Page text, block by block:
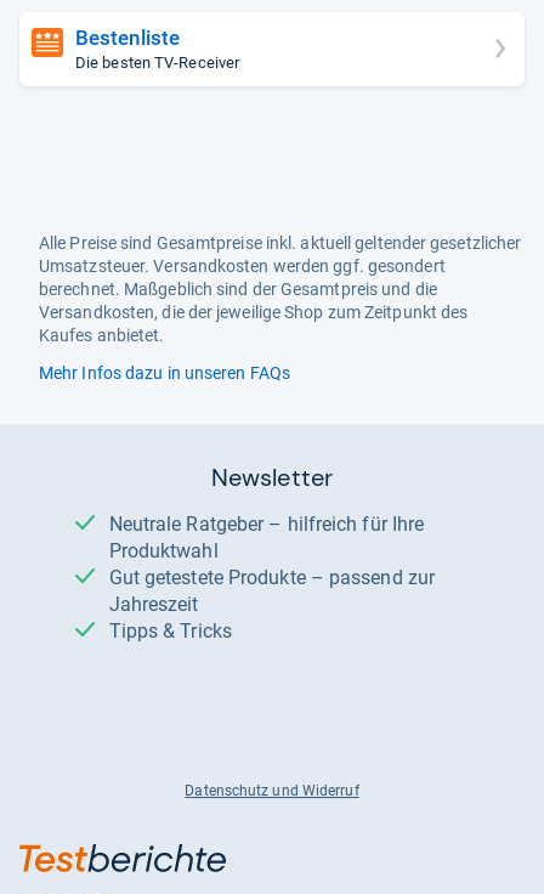
Bestenliste
Die besten TV-Receiver
Alle Preise sind Gesamtpreise inkl. aktuell geltender gesetzlicher
Umsatzsteuer. Versandkosten werden ggf. gesondert
berechnet. Maßgeblich sind der Gesamtpreis und die
Versandkosten, die der jeweilige Shop zum Zeitpunkt des
Kaufes anbietet.
Mehr Infos dazu in unseren FAQs
Newsletter
Neutrale Ratgeber – hilfreich für Ihre
Produktwahl
Gut getestete Produkte – passend zur
Jahreszeit
Tipps & Tricks
Datenschutz und Widerruf